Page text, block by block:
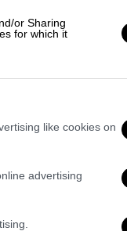
or Sharing
for which it
like cookies on
advertising
ο